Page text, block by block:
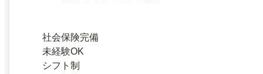
社会保険完備
未経験OK
シフト制